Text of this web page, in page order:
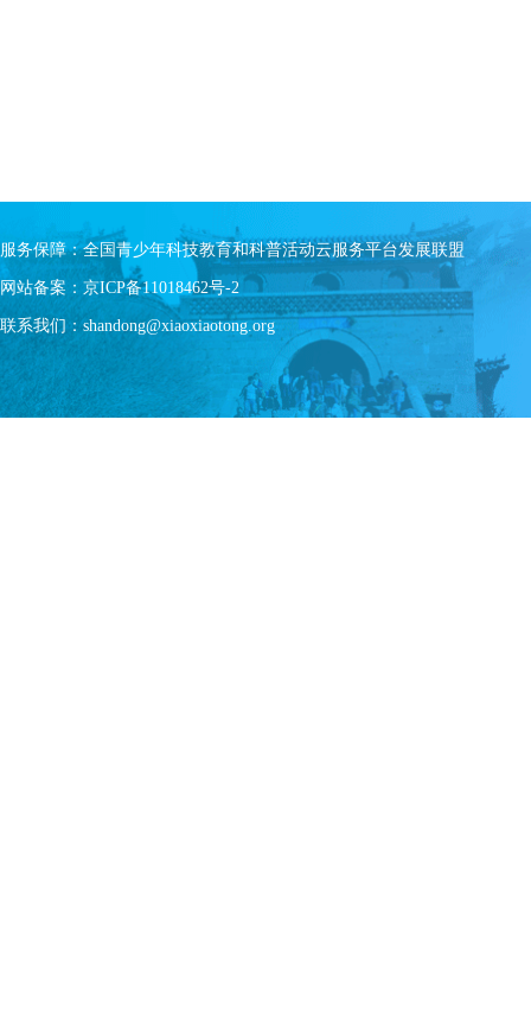
服务保障：全国青少年科技教育和科普活动云服务平台发展联盟
网站备案：京ICP备11018462号-2
联系我们：shandong@xiaoxiaotong.org